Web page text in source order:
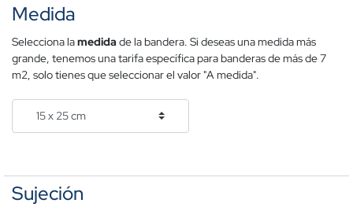
Medida
Selecciona lamedida de la bandera. Si deseas una medida más
grande, tenemos una tarifa específica para banderas de más de 7
m2, solo tienes que seleccionar el valor "A medida".
Sujeción